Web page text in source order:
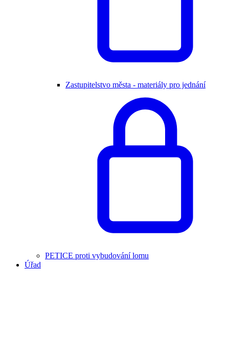
Zastupitelstvo města - materiály pro jednání
PETICE proti vybudování lomu
Úřad